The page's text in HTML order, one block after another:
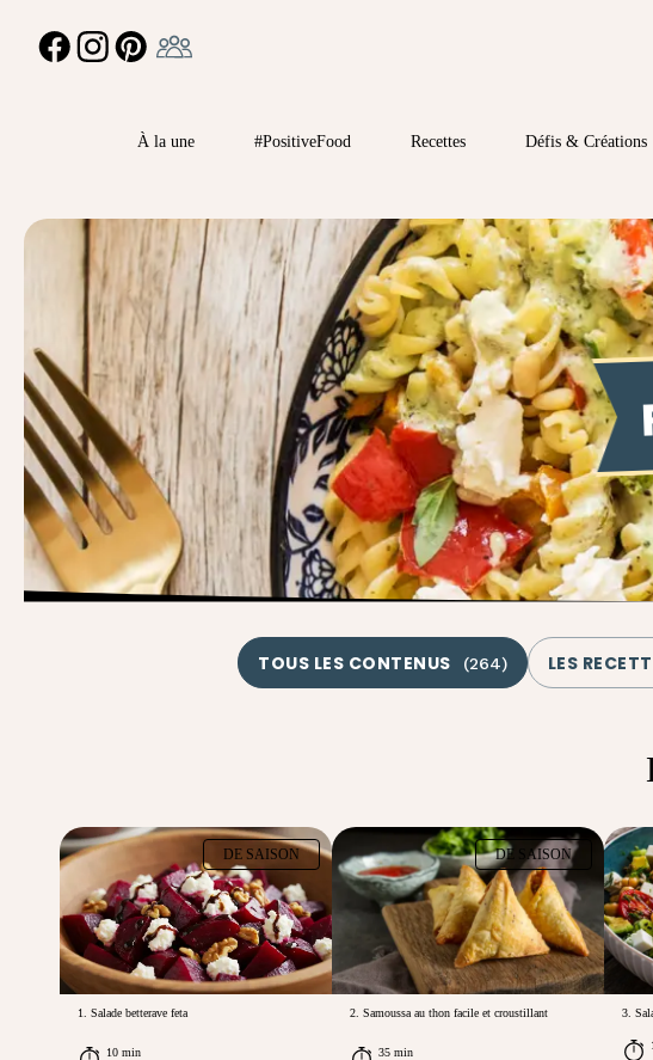
FACEBOOKINSTAGRAMPINTEREST
À la une #PositiveFood Recettes Défis & Créations
TOUS LES CONTENUS (264) LES
DE SAISON
1. Salade betterave feta
10 min
DE SAISON
2. Samoussa au thon facile et croustillant
35 min
3.